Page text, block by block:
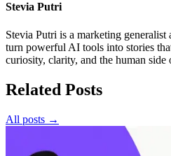
Stevia Putri
Stevia Putri is a marketing generalist
turn powerful AI tools into stories
curiosity, clarity, and the human side
Related Posts
All posts →